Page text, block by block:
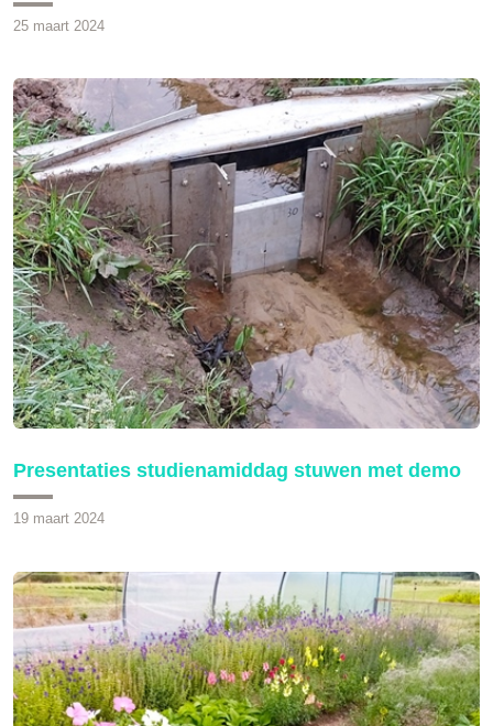
25 maart 2024
Presentaties studienamiddag stuwen met demo
19 maart 2024